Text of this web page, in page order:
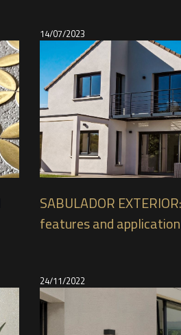
14/07/2023
SABULADOR
features and
24/11/2022